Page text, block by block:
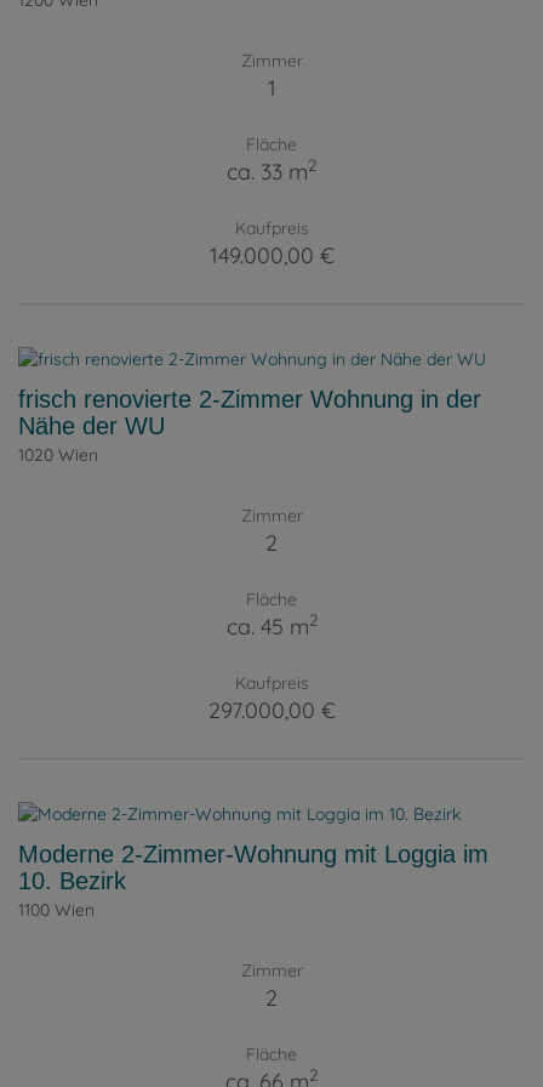
Zimmer
1
Fläche
ca. 33 m2
Kaufpreis
149.000,00 €
frisch renovierte 2-Zimmer Wohnung in der
Nähe der WU
1020 Wien
Zimmer
2
Fläche
ca. 45 m2
Kaufpreis
297.000,00 €
Moderne 2-Zimmer-Wohnung mit Loggia im
10. Bezirk
1100 Wien
Zimmer
2
Fläche
2